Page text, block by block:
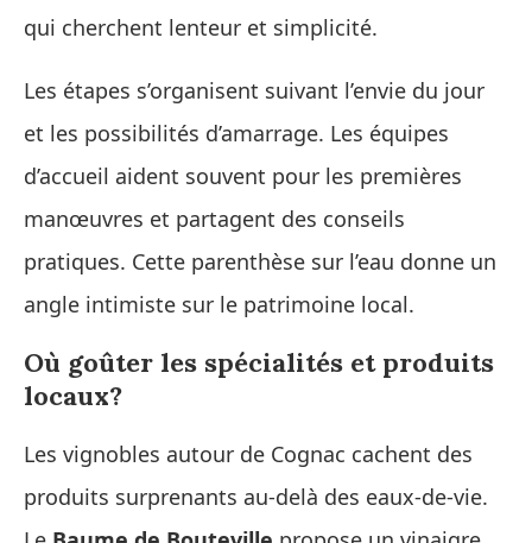
qui cherchent lenteur et simplicité.
Les étapes s’organisent suivant l’envie du jour
et les possibilités d’amarrage. Les équipes
d’accueil aident souvent pour les premières
manœuvres et partagent des conseils
pratiques. Cette parenthèse sur l’eau donne un
angle intimiste sur le patrimoine local.
Où goûter les spécialités et produits
locaux?
Les vignobles autour de Cognac cachent des
produits surprenants au-delà des eaux-de-vie.